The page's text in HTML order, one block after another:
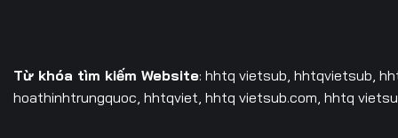
253 254 255
260 261 262
Từ khóa tìm kiếm Website: hhtq vietsub, hhtqvietsub,
hoathinhtrungquoc, hhtqviet, hhtq vietsub.com, hhtq